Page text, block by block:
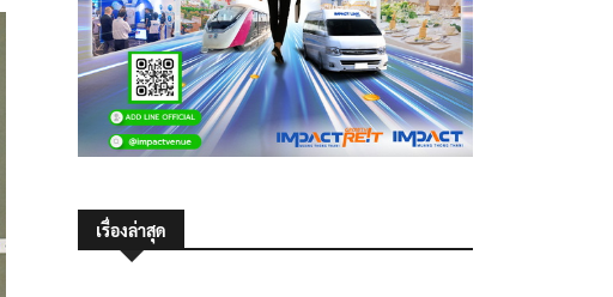
เรื่องล่าสุด